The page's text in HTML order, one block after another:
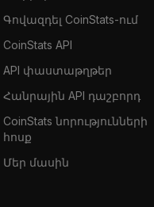
Գովազդել CoinStats-ում
CoinStats API
API փաստաթղթեր
Հանրային API դաշբորդ
CoinStats նորությունների
հոսք
Մեր մասին